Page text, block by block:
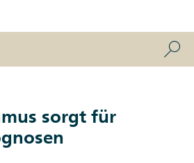
sorgt für